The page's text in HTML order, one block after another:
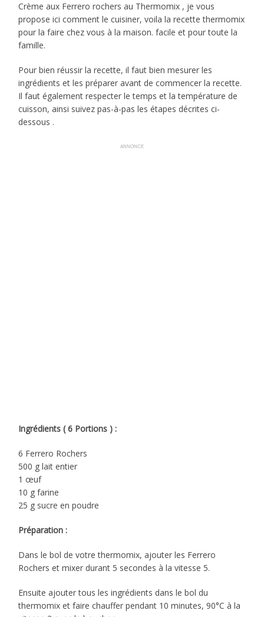
Crème aux Ferrero rochers au Thermomix , je vous
propose ici comment le cuisiner, voila la recette thermomix
pour la faire chez vous à la maison. facile et pour toute la
famille.
Pour bien réussir la recette, il faut bien mesurer les
ingrédients et les préparer avant de commencer la recette.
Il faut également respecter le temps et la température de
cuisson, ainsi suivez pas-à-pas les étapes décrites ci-
dessous .
ANNONCE
Ingrédients ( 6 Portions ) :
6 Ferrero Rochers
500 g lait entier
1 œuf
10 g farine
25 g sucre en poudre
Préparation :
Dans le bol de votre thermomix, ajouter les Ferrero
Rochers et mixer durant 5 secondes à la vitesse 5.
Ensuite ajouter tous les ingrédients dans le bol du
thermomix et faire chauffer pendant 10 minutes, 90°C à la